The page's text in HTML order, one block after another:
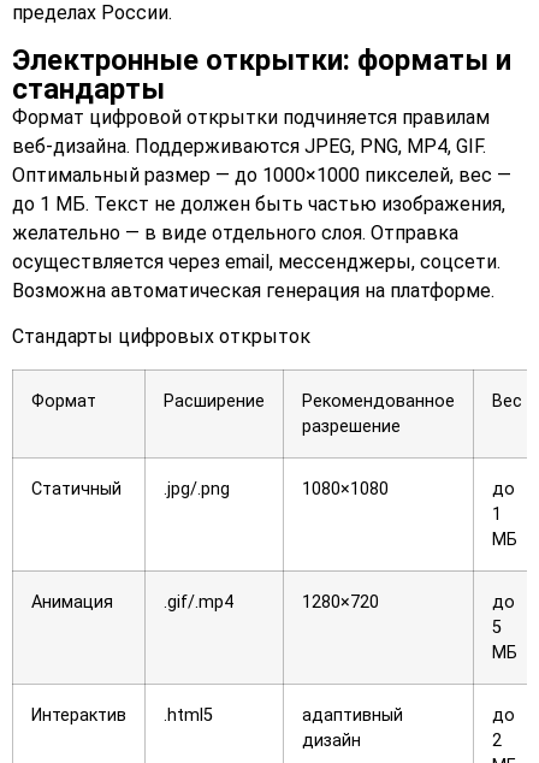
пределах России.
Электронные открытки: форматы и
стандарты
Формат цифровой открытки подчиняется правилам
веб-дизайна. Поддерживаются JPEG, PNG, MP4, GIF.
Оптимальный размер — до 1000×1000 пикселей, вес —
до 1 МБ. Текст не должен быть частью изображения,
желательно — в виде отдельного слоя. Отправка
осуществляется через email, мессенджеры, соцсети.
Возможна автоматическая генерация на платформе.
Стандарты цифровых открыток
Формат Расширение
Рекомендованное
разрешение
Вес
Статичный .jpg/.png 1080×1080
до
1
МБ
Анимация .gif/.mp4 1280×720
до
5
МБ
Интерактив .html5
адаптивный
дизайн
до
2